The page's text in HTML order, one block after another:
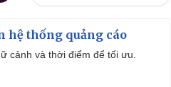
hệ thống quảng cáo
cảnh và thời điểm để tối ưu.